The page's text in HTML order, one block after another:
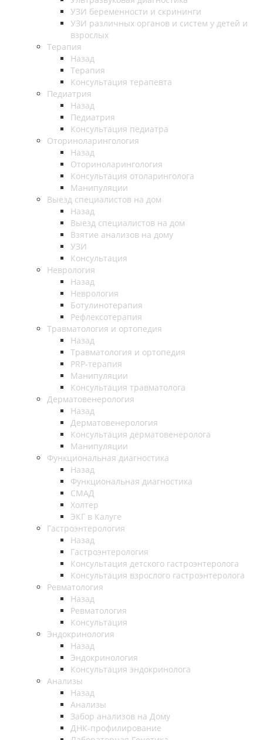
УЗИ беременности и скрининги
УЗИ различных органов и систем у детей и
взрослых
Терапия
Назад
Терапия
Консультация терапевта
Педиатрия
Назад
Педиатрия
Консультация педиатра
Оториноларингология
Назад
Оториноларингология
Консультация отоларинголога
Манипуляции
Выезд специалистов на дом
Назад
Выезд специалистов на дом
Взятие анализов на дому
УЗИ
Консультация
Неврология
Назад
Неврология
Ботулинотерапия
Рефлексотерапия
Травматология и ортопедия
Назад
Травматология и ортопедия
PRP-терапия
Манипуляции
Консультация травматолога
Дерматовенерология
Назад
Дерматовенерология
Консультация дерматовенеролога
Манипуляции
Функциональная диагностика
Назад
Функциональная диагностика
СМАД
Холтер
ЭКГ в Калуге
Гастроэнтерология
Назад
Гастроэнтерология
Консультация детского гастроэнтеролога
Консультация взрослого гастроэнтеролога
Ревматология
Назад
Ревматология
Консультация
Эндокринология
Назад
Эндокринология
Консультация эндокринолога
Анализы
Назад
Анализы
Забор анализов на Дому
ДНК-профилирование